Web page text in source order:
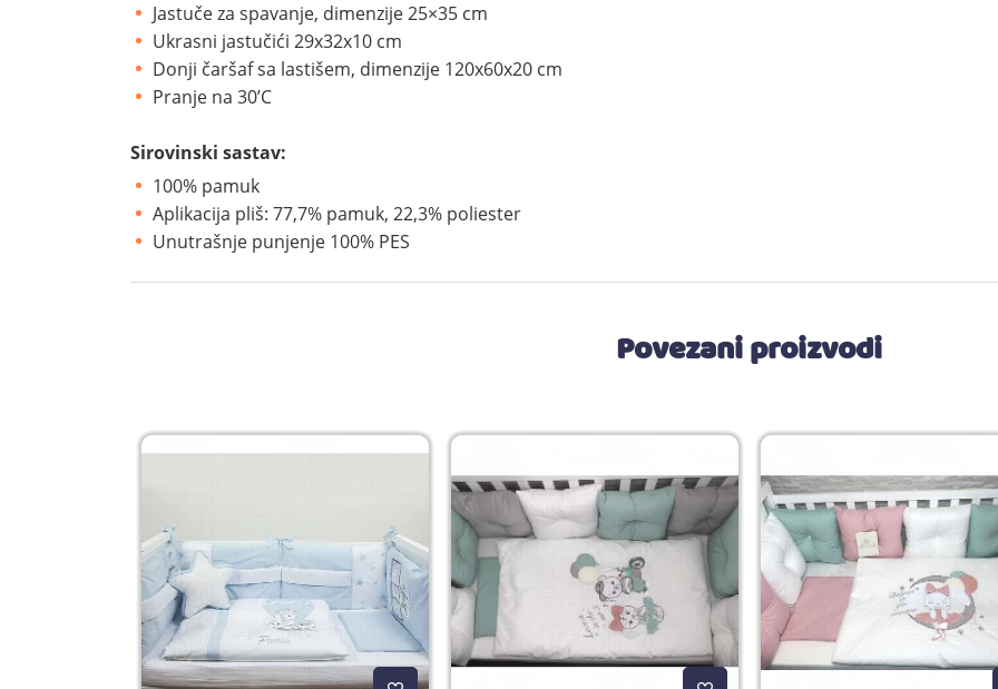
Jastuče za spavanje, dimenzije 25×35 cm
Ukrasni jastučići 29x32x10 cm
Donji čaršaf sa lastišem, dimenzije 120x60x20 cm
Pranje na 30’C
Sirovinski sastav:
100% pamuk
Aplikacija pliš: 77,7% pamuk, 22,3% poliester
Unutrašnje punjenje 100% PES
Povezani proizvodi